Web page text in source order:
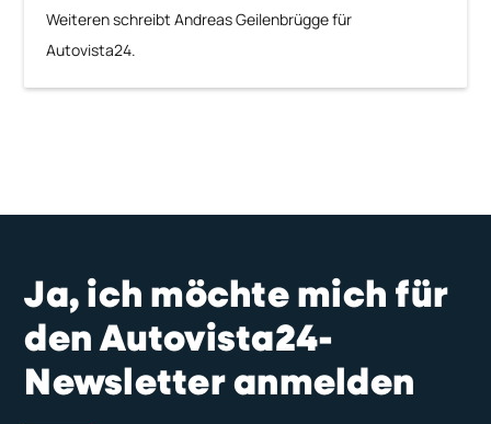
Weiteren schreibt Andreas Geilenbrügge für
Autovista24.
Ja, ich möchte mich für
den Autovista24-
Newsletter anmelden